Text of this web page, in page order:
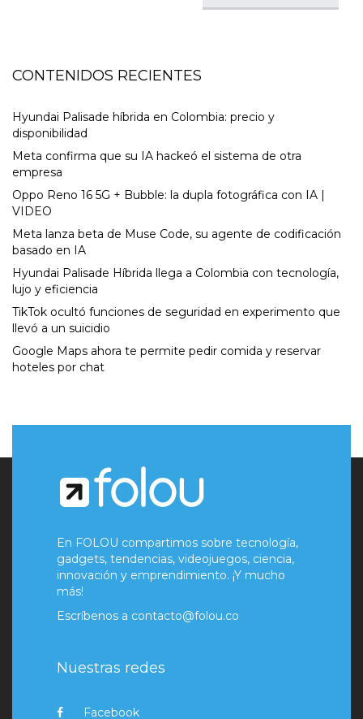
CONTENIDOS RECIENTES
Hyundai Palisade híbrida en Colombia: precio y
disponibilidad
Meta confirma que su IA hackeó el sistema de otra
empresa
Oppo Reno 16 5G + Bubble: la dupla fotográfica con IA |
VIDEO
Meta lanza beta de Muse Code, su agente de codificación
basado en IA
Hyundai Palisade Híbrida llega a Colombia con tecnología,
lujo y eficiencia
TikTok ocultó funciones de seguridad en experimento que
llevó a un suicidio
Google Maps ahora te permite pedir comida y reservar
hoteles por chat
En FOLOU compartimos sobre tecnología,
gadgets, tendencias, videojuegos, ciencia,
innovación y emprendimiento. ¡Y mucho
más!
Escríbenos a contacto@folou.co
Nuestras redes
Facebook